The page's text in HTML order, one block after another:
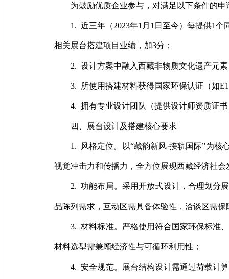
为鼓励优质企业参与，对满足以下条件的
1. 近三年（2023年1月1日至今）每提供1
相关展台搭建项目业绩，加3分；
2. 设计方案中融入西藏非物质文化遗产元
3. 所使用搭建材料获得国家环保认证（如
4. 拥有专业设计团队（提供设计师资质证
四、展台设计及搭建核心要求
1. 风格定位。以“藏韵新风·接轨国际”为
视觉冲击力和传播力，全方位展现西藏经济社
2. 功能布局。采用开放式设计，合理划分
品陈列需求，互动区需具备体验性，洽谈区需保
3. 材料标准。严格使用符合国家环保标准
材料选型需兼顾经济性与可循环利用性；
4. 安全规范。展台结构设计需通过荷载计